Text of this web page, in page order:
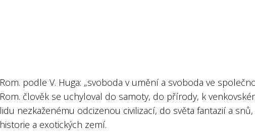
Rom. podle V. Huga: „svoboda v umění a svoboda ve
Rom. člověk se uchyloval do samoty, do přírody, k
lidu nezkaženému odcizenou civilizací, do světa fantazií a
historie a exotických zemí.